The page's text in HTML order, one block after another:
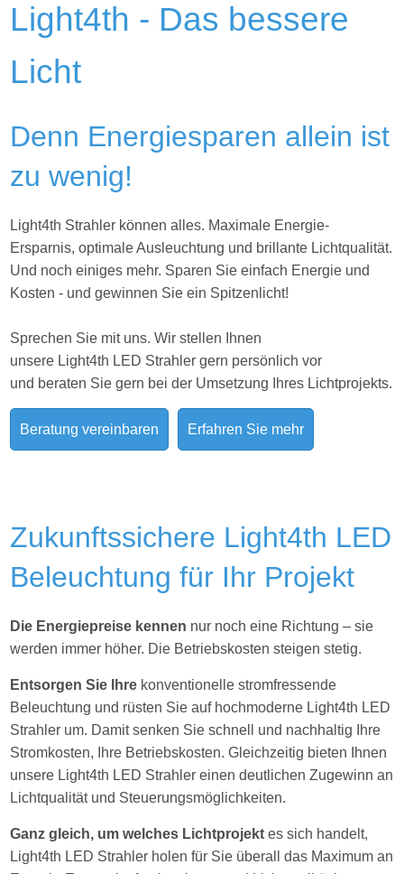
Light4th - Das bessere
Licht
Denn Energiesparen allein ist
zu wenig!
Light4th Strahler können alles. Maximale Energie-
Ersparnis, optimale Ausleuchtung und brillante Lichtqualität.
Und noch einiges mehr. Sparen Sie einfach Energie und
Kosten - und gewinnen Sie ein Spitzenlicht!
Sprechen Sie mit uns. Wir stellen Ihnen
unsere Light4th LED Strahler gern persönlich vor
und beraten Sie gern bei der Umsetzung Ihres Lichtprojekts.
Beratung vereinbaren Erfahren Sie mehr
Zukunftssichere Light4th LED
Beleuchtung für Ihr Projekt
Die Energiepreise kennen nur noch eine Richtung – sie
werden immer höher. Die Betriebskosten steigen stetig.
Entsorgen Sie Ihre konventionelle stromfressende
Beleuchtung und rüsten Sie auf hochmoderne Light4th LED
Strahler um. Damit senken Sie schnell und nachhaltig Ihre
Stromkosten, Ihre Betriebskosten. Gleichzeitig bieten Ihnen
unsere Light4th LED Strahler einen deutlichen Zugewinn an
Lichtqualität und Steuerungsmöglichkeiten.
Ganz gleich, um welches Lichtprojektes sich handelt,
Light4th LED Strahler holen für Sie überall das Maximum an